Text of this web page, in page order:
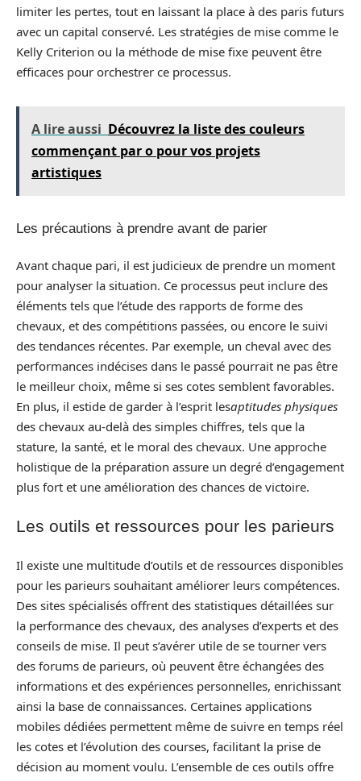
limiter les pertes, tout en laissant la place à des paris futurs
avec un capital conservé. Les stratégies de mise comme le
Kelly Criterion ou la méthode de mise fixe peuvent être
efficaces pour orchestrer ce processus.
A lire aussi Découvrez la liste des couleurs
commençant par o pour vos projets
artistiques
Les précautions à prendre avant de parier
Avant chaque pari, il est judicieux de prendre un moment
pour analyser la situation. Ce processus peut inclure des
éléments tels que l’étude des rapports de forme des
chevaux, et des compétitions passées, ou encore le suivi
des tendances récentes. Par exemple, un cheval avec des
performances indécises dans le passé pourrait ne pas être
le meilleur choix, même si ses cotes semblent favorables.
En plus, il estide de garder à l’esprit lesaptitudes physiques
des chevaux au-delà des simples chiffres, tels que la
stature, la santé, et le moral des chevaux. Une approche
holistique de la préparation assure un degré d’engagement
plus fort et une amélioration des chances de victoire.
Les outils et ressources pour les parieurs
Il existe une multitude d’outils et de ressources disponibles
pour les parieurs souhaitant améliorer leurs compétences.
Des sites spécialisés offrent des statistiques détaillées sur
la performance des chevaux, des analyses d’experts et des
conseils de mise. Il peut s’avérer utile de se tourner vers
des forums de parieurs, où peuvent être échangées des
informations et des expériences personnelles, enrichissant
ainsi la base de connaissances. Certaines applications
mobiles dédiées permettent même de suivre en temps réel
les cotes et l’évolution des courses, facilitant la prise de
décision au moment voulu. L’ensemble de ces outils offre